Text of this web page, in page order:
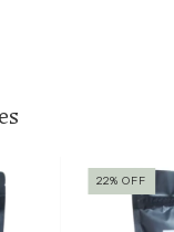
22%OFF